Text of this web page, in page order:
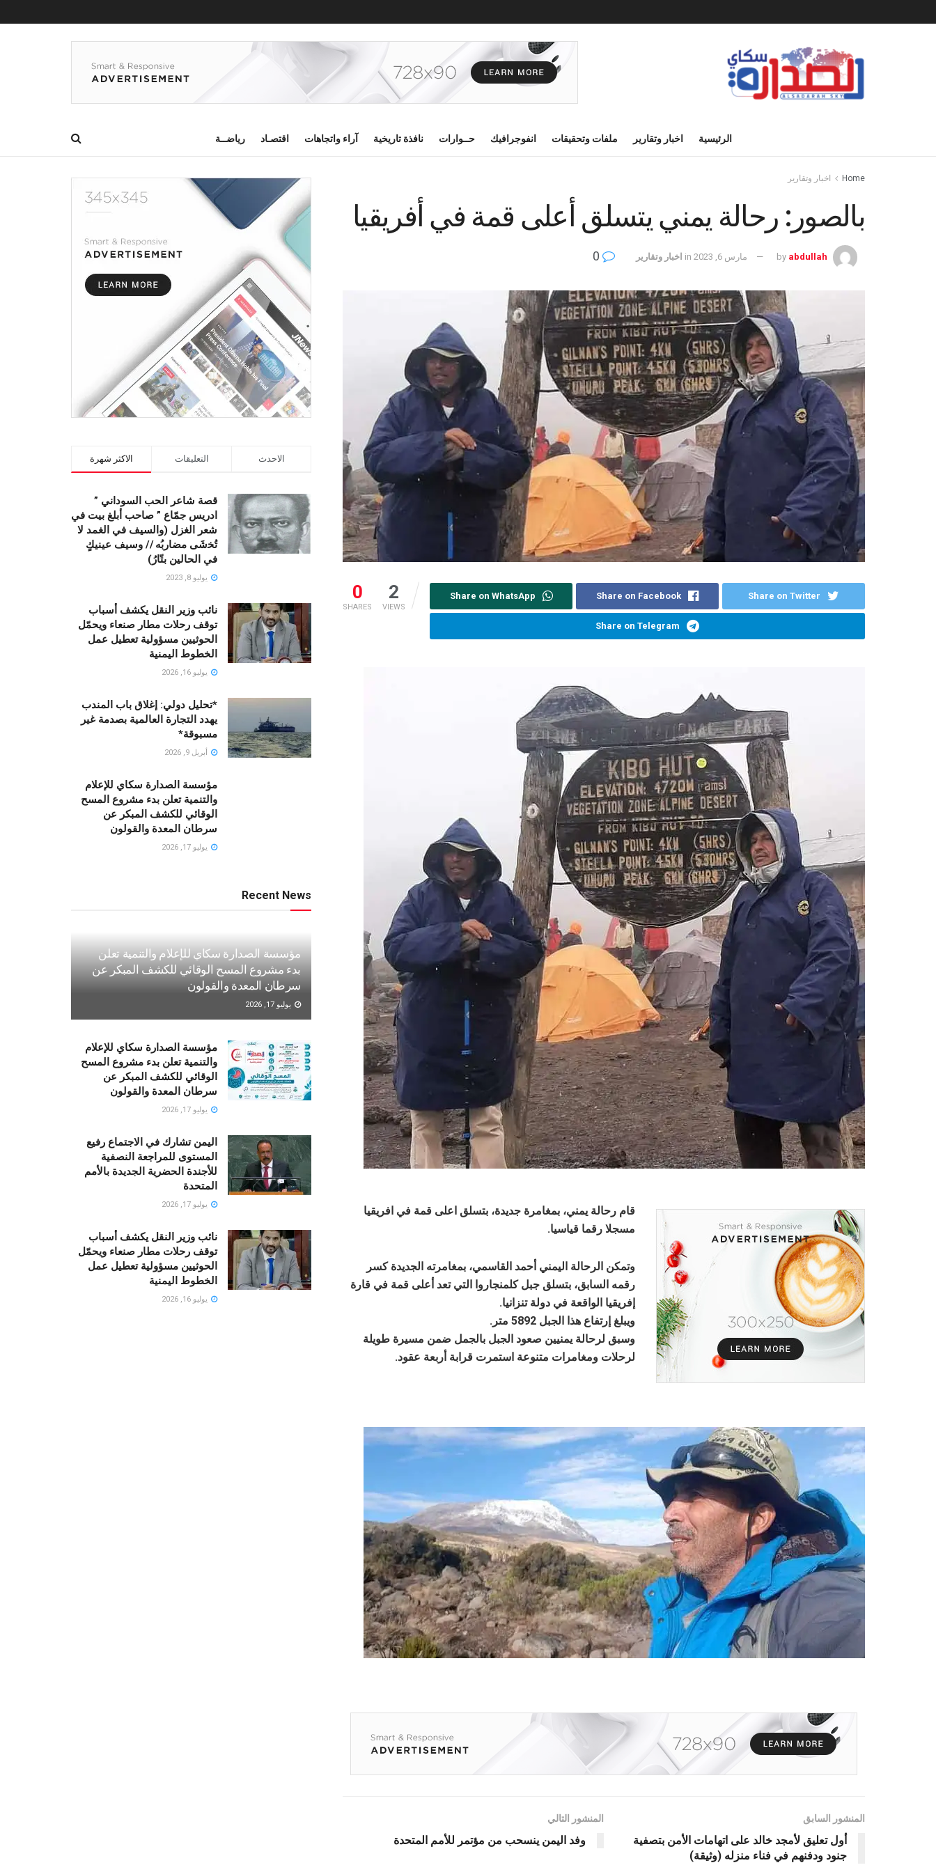
الرئيسية اخبار وتقارير ملفات وتحقيقات انفوجرافيك حــوارات نافذة تاريخية آراء واتجاهات اقتصـاد رياضــة
Home اخبار وتقارير
بالصور: رحالة يمني يتسلق أعلى قمة في أفريقيا
by abdullah مارس 6, 2023 in اخبار وتقارير
0
SHARES
2
VIEWS
Share on Twitter
Share on Facebook
Share on WhatsApp
Share on Telegram
قام رحالة يمني، بمغامرة جديدة، بتسلق اعلى قمة في افريقيا
مسجلا رقما قياسيا.
وتمكن الرحالة اليمني أحمد القاسمي، بمغامرته الجديدة كسر
رقمه السابق، بتسلق جبل كلمنجاروا التي تعد أعلى قمة في قارة
إفريقيا الواقعة في دولة تنزانيا.
ويبلغ إرتفاع هذا الجبل 5892 متر.
وسبق لرحالة يمنيين صعود الجبل بالجمل ضمن مسيرة طويلة
لرحلات ومغامرات متنوعة استمرت قرابة أربعة عقود.
المنشور السابق
أول تعليق لأمجد خالد على اتهامات الأمن بتصفية
جنود ودفنهم في فناء منزله (وثيقة)
المنشور التالي
وفد اليمن ينسحب من مؤتمر للأمم المتحدة
الاكثر شهرة التعليقات الاحدث
قصة شاعر الحب السوداني ”
ادريس جمّاع ” صاحب أبلغ بيت في
شعر الغزل (وﺍﻟﺴﻴﻒ ﻓﻲ الغمد ﻻ
ﺗُﺨشَى مضاربُه // ﻭﺳﻴﻒ ﻋﻴﻨﻴﻚٍ
ﻓﻲ ﺍﻟﺤﺎﻟﻴﻦ ﺑﺘّﺎﺭُ)
يوليو 8, 2023
نائب وزير النقل يكشف أسباب
توقف رحلات مطار صنعاء ويحمّل
الحوثيين مسؤولية تعطيل عمل
الخطوط اليمنية
يوليو 16, 2026
*تحليل دولي: إغلاق باب المندب
يهدد التجارة العالمية بصدمة غير
مسبوقة*
أبريل 9, 2026
مؤسسة الصدارة سكاي للإعلام
والتنمية تعلن بدء مشروع المسح
الوقائي للكشف المبكر عن
سرطان المعدة والقولون
يوليو 17, 2026
Recent News
مؤسسة الصدارة سكاي للإعلام والتنمية تعلن
بدء مشروع المسح الوقائي للكشف المبكر عن
سرطان المعدة والقولون
يوليو 17, 2026
مؤسسة الصدارة سكاي للإعلام
والتنمية تعلن بدء مشروع المسح
الوقائي للكشف المبكر عن
سرطان المعدة والقولون
يوليو 17, 2026
اليمن تشارك في الاجتماع رفيع
المستوى للمراجعة النصفية
للأجندة الحضرية الجديدة بالأمم
المتحدة
يوليو 17, 2026
نائب وزير النقل يكشف أسباب
توقف رحلات مطار صنعاء ويحمّل
الحوثيين مسؤولية تعطيل عمل
الخطوط اليمنية
يوليو 16, 2026